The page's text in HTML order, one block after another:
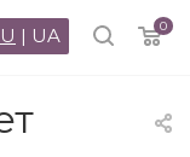
0
| UA